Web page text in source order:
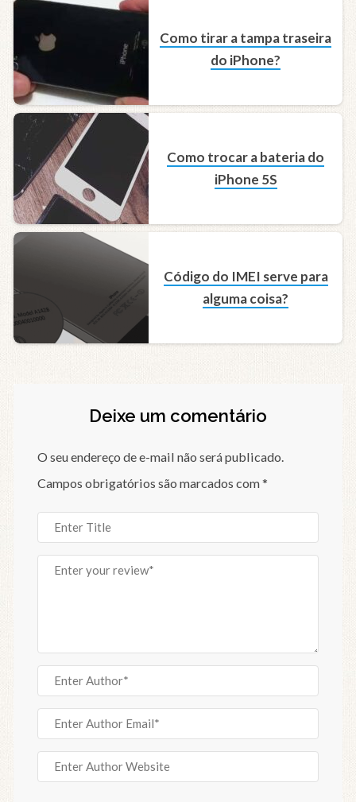
Como tirar a tampa traseira
do iPhone?
Como trocar a bateria do
iPhone 5S
Código do IMEI serve para
alguma coisa?
Deixe um comentário
O seu endereço de e-mail não será publicado.
Campos obrigatórios são marcados com*